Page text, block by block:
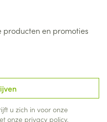
en promoties
u zich in voor onze
onze privacy policy.